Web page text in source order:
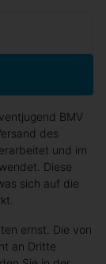
BMV
des
und im
Diese
sich auf die
ernst. Die von
an Dritte